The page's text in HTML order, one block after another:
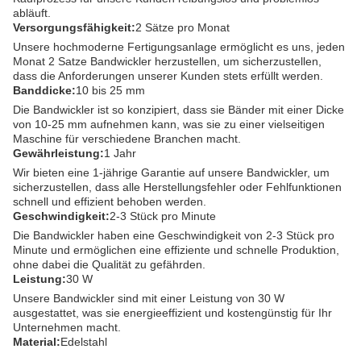
abläuft.
Versorgungsfähigkeit:2 Sätze pro Monat
Unsere hochmoderne Fertigungsanlage ermöglicht es uns, jeden
Monat 2 Satze Bandwickler herzustellen, um sicherzustellen,
dass die Anforderungen unserer Kunden stets erfüllt werden.
Banddicke:10 bis 25 mm
Die Bandwickler ist so konzipiert, dass sie Bänder mit einer Dicke
von 10-25 mm aufnehmen kann, was sie zu einer vielseitigen
Maschine für verschiedene Branchen macht.
Gewährleistung:1 Jahr
Wir bieten eine 1-jährige Garantie auf unsere Bandwickler, um
sicherzustellen, dass alle Herstellungsfehler oder Fehlfunktionen
schnell und effizient behoben werden.
Geschwindigkeit:2-3 Stück pro Minute
Die Bandwickler haben eine Geschwindigkeit von 2-3 Stück pro
Minute und ermöglichen eine effiziente und schnelle Produktion,
ohne dabei die Qualität zu gefährden.
Leistung:30 W
Unsere Bandwickler sind mit einer Leistung von 30 W
ausgestattet, was sie energieeffizient und kostengünstig für Ihr
Unternehmen macht.
Material:Edelstahl